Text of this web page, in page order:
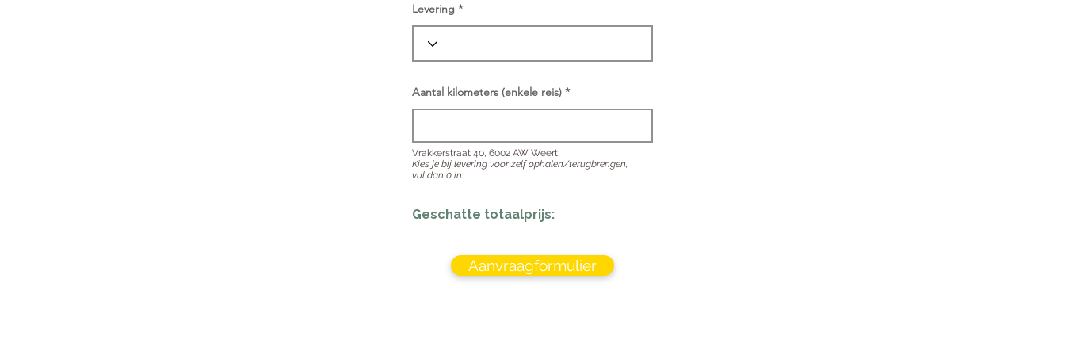
Levering
Aantal kilometers (enkele reis)
Vrakkerstraat 40, 6002 AW Weert
Kies je bij levering voor zelf ophalen/terugbrengen,
vul dan 0 in.
Geschatte totaalprijs:
Aanvraagformulier